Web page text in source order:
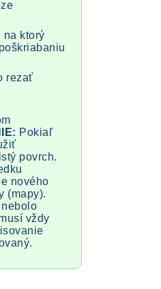
ktorý
rezať
Pokiaľ
povrch.
nového
(mapy).
vždy